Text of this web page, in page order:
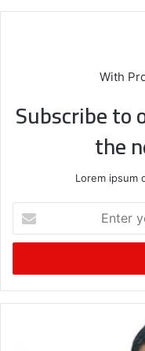
With
Subscribe to
the
Lorem ipsum
t
r
y